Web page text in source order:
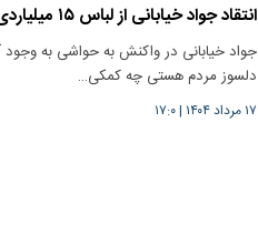
انتقاد جواد خیابانی از لباس ۱۵ میلیاردی رامین رضاییان
جواد خیابانی در واکنش به حواشی به
دلسوز مردم هستی چه کمکی…
۱۷ مرداد ۱۴۰۴ |۱۷:۰